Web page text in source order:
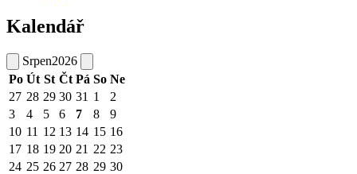
Kalendář
Srpen2026
Po Út St Čt Pá So Ne
27 28 29 30 31 1
2
3
4 5 6 7 8
9
10 11 12 13 14 15 16
17 18 19 20 21 22 23
24 25 26 27 28 29 30